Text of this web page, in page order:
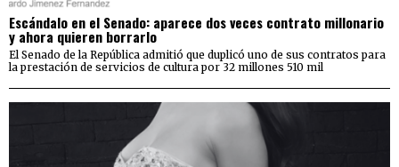
Escándalo en el Senado: aparece dos veces contrato millonario
y ahora quieren borrarlo
El Senado de la República admitió que duplicó uno de sus contratos para
la prestación de servicios de cultura por 32 millones 510 mil